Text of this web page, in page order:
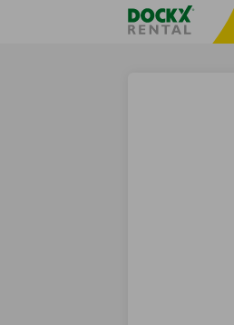
Taalselectie overslaanFratello DEMO